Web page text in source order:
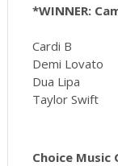
*WINNER:
Cardi B
Demi Lovato
Dua Lipa
Taylor Swift
Choice Music